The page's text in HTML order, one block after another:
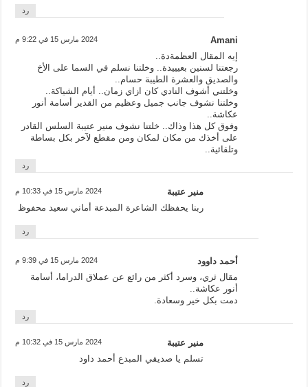
رد
Amani 2024 مارس 15 في 9:22 م
إيه المقال العظمةدة..
رجعتنا لسنين بعيييدة.. وخلتنا نسلم في السما على الأخ
والصديق والعشرة الطيبة حسام..
وخلتني أشوف النادي كان ازاي زمان.. أيام الشياكة..
وخلتنا نشوف جانب جميل وعظيم من القدير أسامة أنور
عكاشة..
وفوق كل هذا وذاك.. خلتنا نشوف منير عتيبة السلس القادر
على أخذك من مكان لمكان ومن مقطع لآخر بكل بساطة
وتلقائية..
رد
منير عتيبة 2024 مارس 15 في 10:33 م
ربنا يحفظك الشاعرة المبدعة أماني سعيد محفوظ
رد
أحمد داوود 2024 مارس 15 في 9:39 م
مقال ثري، وسرد أكثر من رائع عن عملاق الدراما، أسامة
أنور عكاشة..
دمت بكل خير وسعادة.
رد
منير عتيبة 2024 مارس 15 في 10:32 م
تسلم يا صديقي المبدع أحمد داود
رد